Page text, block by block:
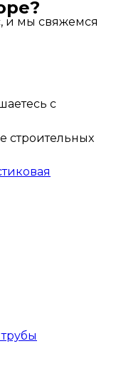
и мы свяжемся
с
строительных